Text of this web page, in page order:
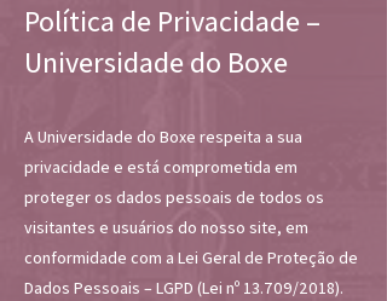
Política de Privacidade –
Universidade do Boxe
A Universidade do Boxe respeita a sua
privacidade e está comprometida em
proteger os dados pessoais de todos os
visitantes e usuários do nosso site, em
conformidade com a Lei Geral de Proteção de
Dados Pessoais – LGPD (Lei nº 13.709/2018).